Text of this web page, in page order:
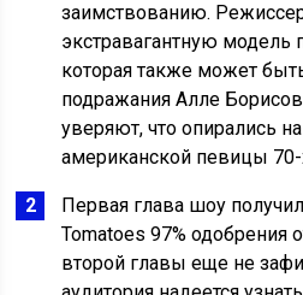
заимствованию.
экстравагантную модель
которая также может
подражания Алле
уверяют, что опирались
американской певицы 70-
Первая глава шоу
Tomatoes 97% одобрения
второй главы еще не